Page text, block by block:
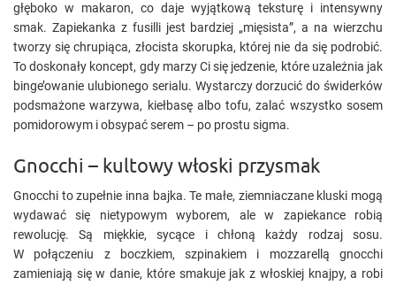
głęboko w makaron, co daje wyjątkową teksturę i intensywny
smak. Zapiekanka z fusilli jest bardziej „mięsista”, a na wierzchu
tworzy się chrupiąca, złocista skorupka, której nie da się podrobić.
To doskonały koncept, gdy marzy Ci się jedzenie, które uzależnia jak
binge’owanie ulubionego serialu. Wystarczy dorzucić do świderków
podsmażone warzywa, kiełbasę albo tofu, zalać wszystko sosem
pomidorowym i obsypać serem – po prostu sigma.
Gnocchi – kultowy włoski przysmak
Gnocchi to zupełnie inna bajka. Te małe, ziemniaczane kluski mogą
wydawać się nietypowym wyborem, ale w zapiekance robią
rewolucję. Są miękkie, sycące i chłoną każdy rodzaj sosu.
W połączeniu z boczkiem, szpinakiem i mozzarellą gnocchi
zamieniają się w danie, które smakuje jak z włoskiej knajpy, a robi